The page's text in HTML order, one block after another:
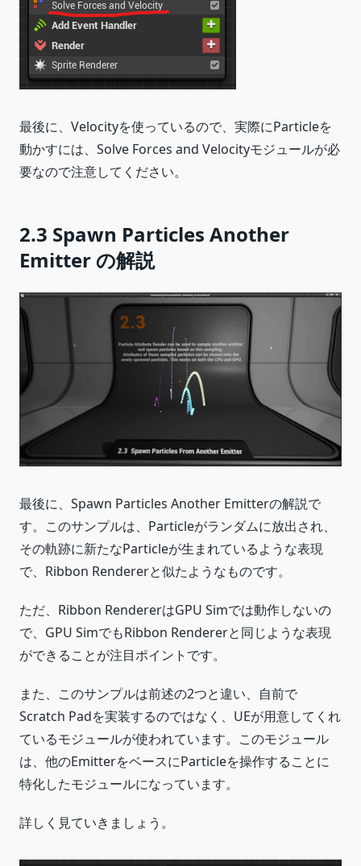
最後に、Velocityを使っているので、実際にParticleを
動かすには、Solve Forces and Velocityモジュールが必
要なので注意してください。
2.3 Spawn Particles Another
Emitter の解説
最後に、Spawn Particles Another Emitterの解説で
す。このサンプルは、Particleがランダムに放出され、
その軌跡に新たなParticleが生まれているような表現
で、Ribbon Rendererと似たようなものです。
ただ、Ribbon RendererはGPU Simでは動作しないの
で、GPU SimでもRibbon Rendererと同じような表現
ができることが注目ポイントです。
また、このサンプルは前述の2つと違い、自前で
Scratch Padを実装するのではなく、UEが用意してくれ
ているモジュールが使われています。このモジュール
は、他のEmitterをベースにParticleを操作することに
特化したモジュールになっています。
詳しく見ていきましょう。